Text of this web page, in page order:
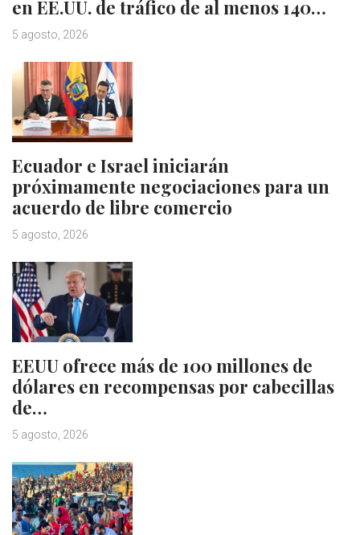
en EE.UU. de tráfico de al menos 140…
5 agosto, 2026
Ecuador e Israel iniciarán
próximamente negociaciones para un
acuerdo de libre comercio
5 agosto, 2026
EEUU ofrece más de 100 millones de
dólares en recompensas por cabecillas
de…
5 agosto, 2026